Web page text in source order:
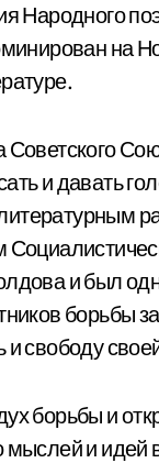
Народного
на
Советского
и давать
и был
борьбы за
и свободу
борьбы и
и идей